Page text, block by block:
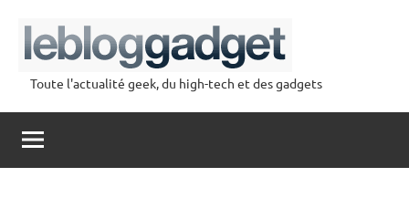
contenu
lebloggadget
Toute l'actualité geek, du high-tech et des gadgets